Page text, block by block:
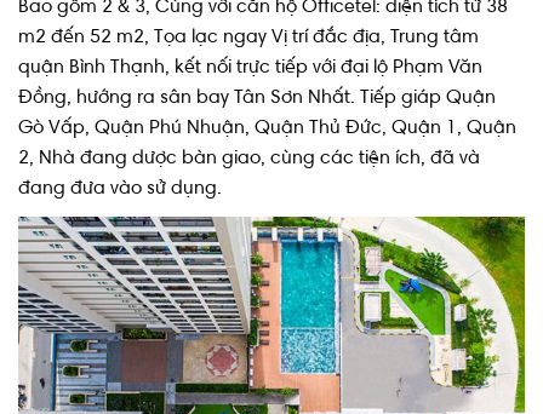
Bao gồm 2 & 3, Cùng với căn hộ Officetel: diện tích từ 38
m2 đến 52 m2, Tọa lạc ngay Vị trí đắc địa, Trung tâm
quận Bình Thạnh, kết nối trực tiếp với đại lộ Phạm Văn
Đồng, hướng ra sân bay Tân Sơn Nhất. Tiếp giáp Quận
Gò Vấp, Quận Phú Nhuận, Quận Thủ Đức, Quận 1, Quận
2, Nhà đang dược bàn giao, cùng các tiện ích, đã và
đang đưa vào sử dụng.